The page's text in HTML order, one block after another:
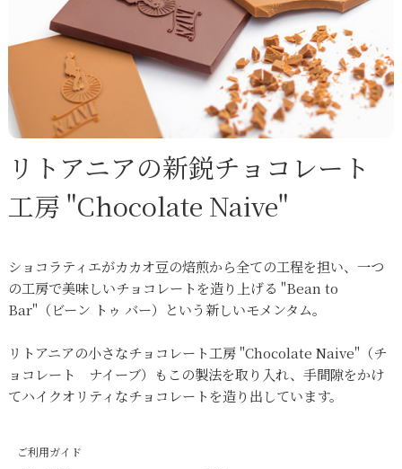
リトアニアの新鋭チョコレート
工房 "Chocolate Naive"
ショコラティエがカカオ豆の焙煎から全ての工程を担い、一つ
の工房で美味しいチョコレートを造り上げる "Bean to
Bar"（ビーン トゥ バー）という新しいモメンタム。
リトアニアの小さなチョコレート工房 "Chocolate Naive"（チ
ョコレート ナイーブ）もこの製法を取り入れ、手間隙をかけ
てハイクオリティなチョコレートを造り出しています。
ご利用ガイド